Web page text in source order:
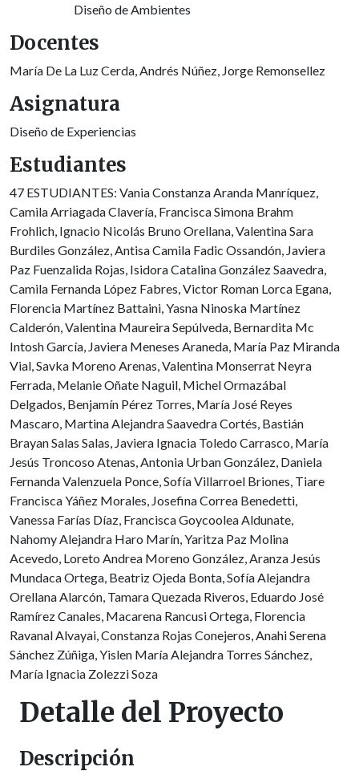
Diseño de Ambientes
Docentes
María De La Luz Cerda, Andrés Núñez, Jorge Remonsellez
Asignatura
Diseño de Experiencias
Estudiantes
47 ESTUDIANTES: Vania Constanza Aranda Manríquez,
Camila Arriagada Clavería, Francisca Simona Brahm
Frohlich, Ignacio Nicolás Bruno Orellana, Valentina Sara
Burdiles González, Antisa Camila Fadic Ossandón, Javiera
Paz Fuenzalida Rojas, Isidora Catalina González Saavedra,
Camila Fernanda López Fabres, Victor Roman Lorca Egana,
Florencia Martínez Battaini, Yasna Ninoska Martínez
Calderón, Valentina Maureira Sepúlveda, Bernardita Mc
Intosh García, Javiera Meneses Araneda, María Paz Miranda
Vial, Savka Moreno Arenas, Valentina Monserrat Neyra
Ferrada, Melanie Oñate Naguil, Michel Ormazábal
Delgados, Benjamín Pérez Torres, María José Reyes
Mascaro, Martina Alejandra Saavedra Cortés, Bastián
Brayan Salas Salas, Javiera Ignacia Toledo Carrasco, María
Jesús Troncoso Atenas, Antonia Urban González, Daniela
Fernanda Valenzuela Ponce, Sofía Villarroel Briones, Tiare
Francisca Yáñez Morales, Josefina Correa Benedetti,
Vanessa Farías Díaz, Francisca Goycoolea Aldunate,
Nahomy Alejandra Haro Marín, Yaritza Paz Molina
Acevedo, Loreto Andrea Moreno González, Aranza Jesús
Mundaca Ortega, Beatriz Ojeda Bonta, Sofía Alejandra
Orellana Alarcón, Tamara Quezada Riveros, Eduardo José
Ramírez Canales, Macarena Rancusi Ortega, Florencia
Ravanal Alvayai, Constanza Rojas Conejeros, Anahi Serena
Sánchez Zúñiga, Yislen María Alejandra Torres Sánchez,
María Ignacia Zolezzi Soza
Detalle del Proyecto
Descripción